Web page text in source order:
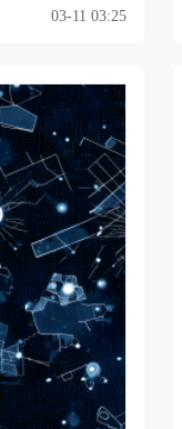
03-11 03:25